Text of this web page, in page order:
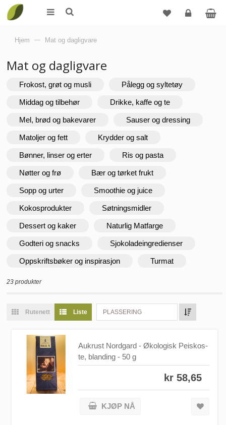
Hjem — Mat og dagligvare
Mat og dagligvare
Frokost, grøt og musli Pålegg og syltetøy
Middag og tilbehør Drikke, kaffe og te
Mel, brød og bakevarer Sauser og dressing
Matoljer og fett Krydder og salt
Bønner, linser og erter Ris og pasta
Nøtter og frø Bær og tørket frukt
Sopp og urter Smoothie og juice
Kokosprodukter Søtningsmidler
Dessert og kaker Naturlig Matfarge
Godteri og snacks Sjokoladeingredienser
Oppskriftsbøker og inspirasjon Turmat
23 produkter
Rutenett Liste PLASSERING
Aukrust Nordgard - Økologisk Peiskos-
te, blanding - 50 g
kr 58,65
KJØP NÅ